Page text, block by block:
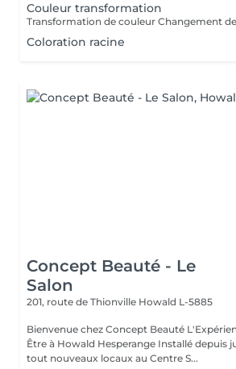
Couleur transformation
Transformation de couleur Changement
Coloration racine
Concept Beauté - Le
Salon
201, route de Thionville Howald L-5885
Bienvenue chez Concept Beauté L'Expérience Beauté & Bien-
Être à Howald Hesperange Installé depuis
tout nouveaux locaux au Centre S...